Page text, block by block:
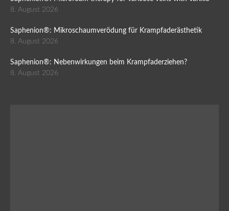
8. August 2026
Saphenion®: Mikroschaumverödung für Krampfaderästhetik
8. August 2026
Saphenion®: Nebenwirkungen beim Krampfaderziehen?
8. August 2026